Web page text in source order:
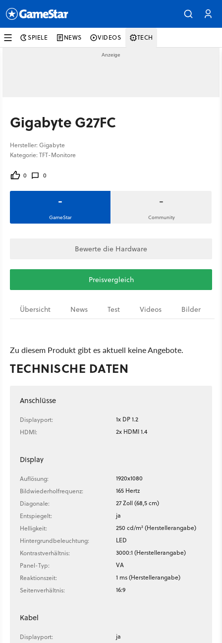
SPIELE NEWS VIDEOS TECH
Gigabyte G27FC
Hersteller: Gigabyte
Kategorie: TFT-Monitore
0 0
-
GameStar
-
Community
Bewerte die Hardware
Preisvergleich
Übersicht News Test Videos Bilder
Zu diesem Produkt gibt es aktuell keine Angebote.
TECHNISCHE DATEN
Anschlüsse
Displayport:
1x DP 1.2
HDMI:
2x HDMI 1.4
Display
Auflösung:
1920x1080
Bildwiederholfrequenz:
165 Hertz
Diagonale:
27 Zoll (68,5 cm)
Entspiegelt:
ja
Helligkeit:
250 cd/m² (Herstellerangabe)
Hintergrundbeleuchtung:
LED
Kontrastverhältnis:
3000:1 (Herstellerangabe)
Panel-Typ:
VA
Reaktionszeit:
1 ms (Herstellerangabe)
Seitenverhältnis:
16:9
Kabel
Displayport:
ja